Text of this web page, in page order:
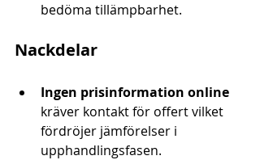
bedöma tillämpbarhet.
Nackdelar
Ingen prisinformation online
kräver kontakt för offert vilket
fördröjer jämförelser i
upphandlingsfasen.